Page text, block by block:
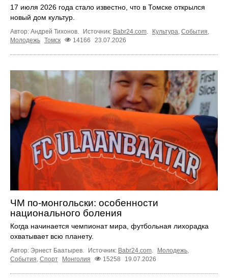
17 июля 2026 года стало известно, что в Томске открылся
новый дом культур.
Автор: Андрей Тихонов. Источник: Babr24.com Культура События
Молодежь Томск 14166 23.07.2026
ЧМ по-монгольски: особенности
национального боления
Когда начинается чемпионат мира, футбольная лихорадка
охватывает всю планету.
Автор: Эрнест Баатырев. Источник: Babr24.com. Молодежь,
События, Спорт Монголия 15258 19.07.2026